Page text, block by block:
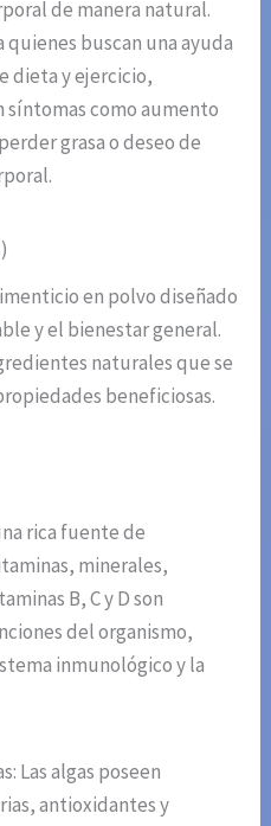
de manera natural.
buscan una ayuda
dieta y ejercicio,
como aumento
grasa o deseo de
en polvo diseñado
y el bienestar general.
naturales que se
beneficiosas.
rica fuente de
minerales,
B, C y D son
del organismo,
inmunológico y la
Las algas poseen
antioxidantes y